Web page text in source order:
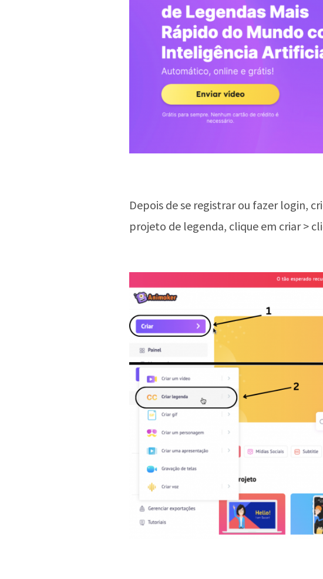
Depois de se registrar ou fazer login,
projeto de legenda, clique em criar >